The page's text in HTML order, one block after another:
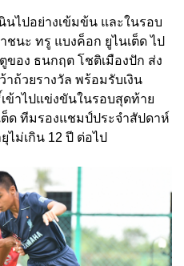
ไปอย่างเข้มข้น และในรอบ
ชนะ ทรู แบงค็อก ยูไนเต็ด ไป
ของ ธนกฤต โชติเมืองปัก ส่ง
ถ้วยรางวัล พร้อมรับเงิน
ข้าไปแข่งขันในรอบสุดท้าย
ต็ด ทีมรองแชมป์ประจำสัปดาห์
ม่เกิน 12 ปี ต่อไป